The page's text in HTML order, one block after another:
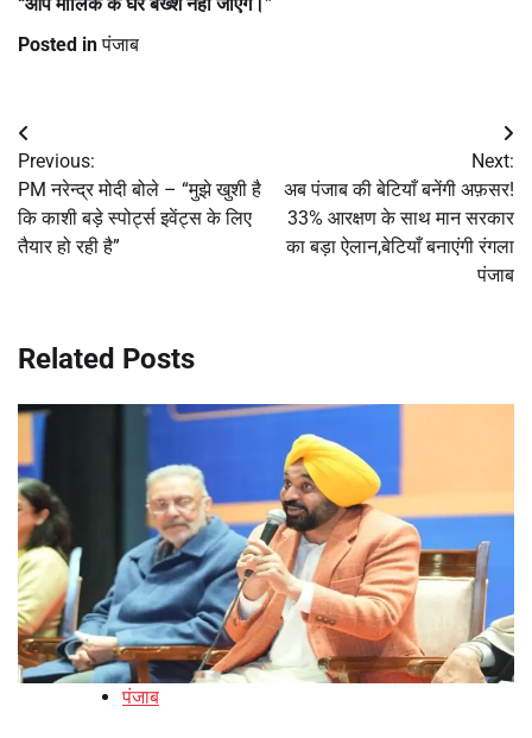
Posted inपंजाब
Post
navigation
Previous:
PM नरेन्‍द्र मोदी बोले – “मुझे खुशी है
कि काशी बड़े स्पोर्ट्स इवेंट्स के लिए
तैयार हो रही है”
Next:
अब पंजाब की बेटियाँ बनेंगी अफ़सर!
33% आरक्षण के साथ मान सरकार
का बड़ा ऐलान,बेटियाँ बनाएंगी रंगला
पंजाब
Related Posts
पंजाब